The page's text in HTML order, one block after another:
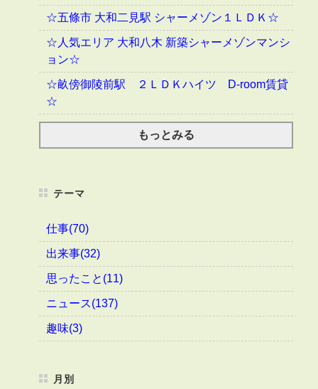
☆五條市 大和二見駅 シャーメゾン１ＬＤＫ☆
☆人気エリア 大和八木 新築シャーメゾンマンシ
ョン☆
☆畝傍御陵前駅 ２ＬＤＫハイツ D-room賃貸
☆
もっとみる
テーマ
仕事(70)
出来事(32)
思ったこと(11)
ニュース(137)
趣味(3)
月別